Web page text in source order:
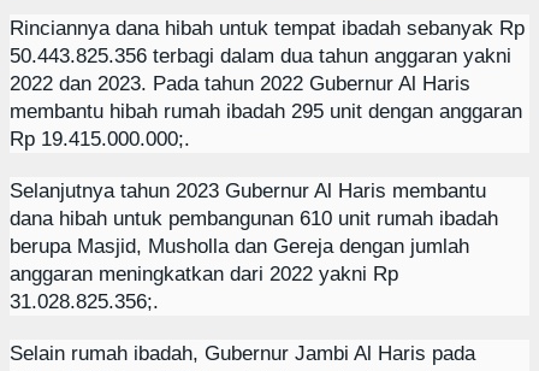
Rinciannya dana hibah untuk tempat ibadah sebanyak Rp
50.443.825.356 terbagi dalam dua tahun anggaran yakni
2022 dan 2023. Pada tahun 2022 Gubernur Al Haris
membantu hibah rumah ibadah 295 unit dengan anggaran
Rp 19.415.000.000;.
Selanjutnya tahun 2023 Gubernur Al Haris membantu
dana hibah untuk pembangunan 610 unit rumah ibadah
berupa Masjid, Musholla dan Gereja dengan jumlah
anggaran meningkatkan dari 2022 yakni Rp
31.028.825.356;.
Selain rumah ibadah, Gubernur Jambi Al Haris pada